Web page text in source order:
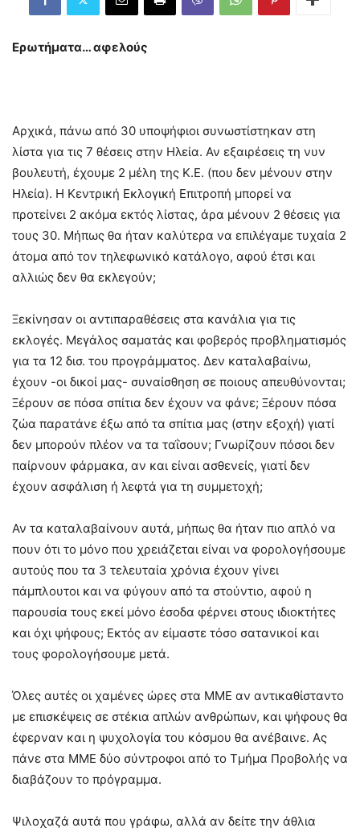
Ερωτήματα… αφελούς
Αρχικά, πάνω από 30 υποψήφιοι συνωστίστηκαν στη
λίστα για τις 7 θέσεις στην Ηλεία. Αν εξαιρέσεις τη νυν
βουλευτή, έχουμε 2 μέλη της Κ.Ε. (που δεν μένουν στην
Ηλεία). Η Κεντρική Εκλογική Επιτροπή μπορεί να
προτείνει 2 ακόμα εκτός λίστας, άρα μένουν 2 θέσεις για
τους 30. Μήπως θα ήταν καλύτερα να επιλέγαμε τυχαία 2
άτομα από τον τηλεφωνικό κατάλογο, αφού έτσι και
αλλιώς δεν θα εκλεγούν;
Ξεκίνησαν οι αντιπαραθέσεις στα κανάλια για τις
εκλογές. Μεγάλος σαματάς και φοβερός προβληματισμός
για τα 12 δισ. του προγράμματος. Δεν καταλαβαίνω,
έχουν -οι δικοί μας- συναίσθηση σε ποιους απευθύνονται;
Ξέρουν σε πόσα σπίτια δεν έχουν να φάνε; Ξέρουν πόσα
ζώα παρατάνε έξω από τα σπίτια μας (στην εξοχή) γιατί
δεν μπορούν πλέον να τα ταΐσουν; Γνωρίζουν πόσοι δεν
παίρνουν φάρμακα, αν και είναι ασθενείς, γιατί δεν
έχουν ασφάλιση ή λεφτά για τη συμμετοχή;
Αν τα καταλαβαίνουν αυτά, μήπως θα ήταν πιο απλό να
πουν ότι το μόνο που χρειάζεται είναι να φορολογήσουμε
αυτούς που τα 3 τελευταία χρόνια έχουν γίνει
πάμπλουτοι και να φύγουν από τα στούντιο, αφού η
παρουσία τους εκεί μόνο έσοδα φέρνει στους ιδιοκτήτες
και όχι ψήφους; Εκτός αν είμαστε τόσο σατανικοί και
τους φορολογήσουμε μετά.
Όλες αυτές οι χαμένες ώρες στα ΜΜΕ αν αντικαθίσταντο
με επισκέψεις σε στέκια απλών ανθρώπων, και ψήφους θα
έφερναν και η ψυχολογία του κόσμου θα ανέβαινε. Ας
πάνε στα ΜΜΕ δύο σύντροφοι από το Τμήμα Προβολής να
διαβάζουν το πρόγραμμα.
Ψιλοχαζά αυτά που γράφω, αλλά αν δείτε την άθλια